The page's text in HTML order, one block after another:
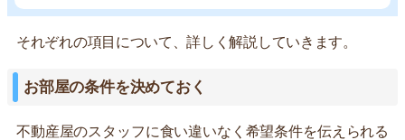
それぞれの項目について、詳しく解説していきます。
お部屋の条件を決めておく
不動産屋のスタッフに食い違いなく希望条件を伝えられる